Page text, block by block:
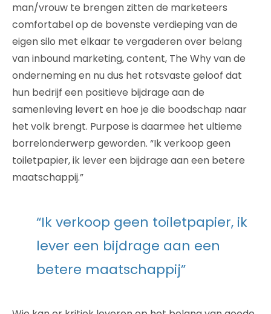
man/vrouw te brengen zitten de marketeers
comfortabel op de bovenste verdieping van de
eigen silo met elkaar te vergaderen over belang
van inbound marketing, content, The Why van de
onderneming en nu dus het rotsvaste geloof dat
hun bedrijf een positieve bijdrage aan de
samenleving levert en hoe je die boodschap naar
het volk brengt. Purpose is daarmee het ultieme
borrelonderwerp geworden. “Ik verkoop geen
toiletpapier, ik lever een bijdrage aan een betere
maatschappij.”
“Ik verkoop geen toiletpapier, ik
lever een bijdrage aan een
betere maatschappij”